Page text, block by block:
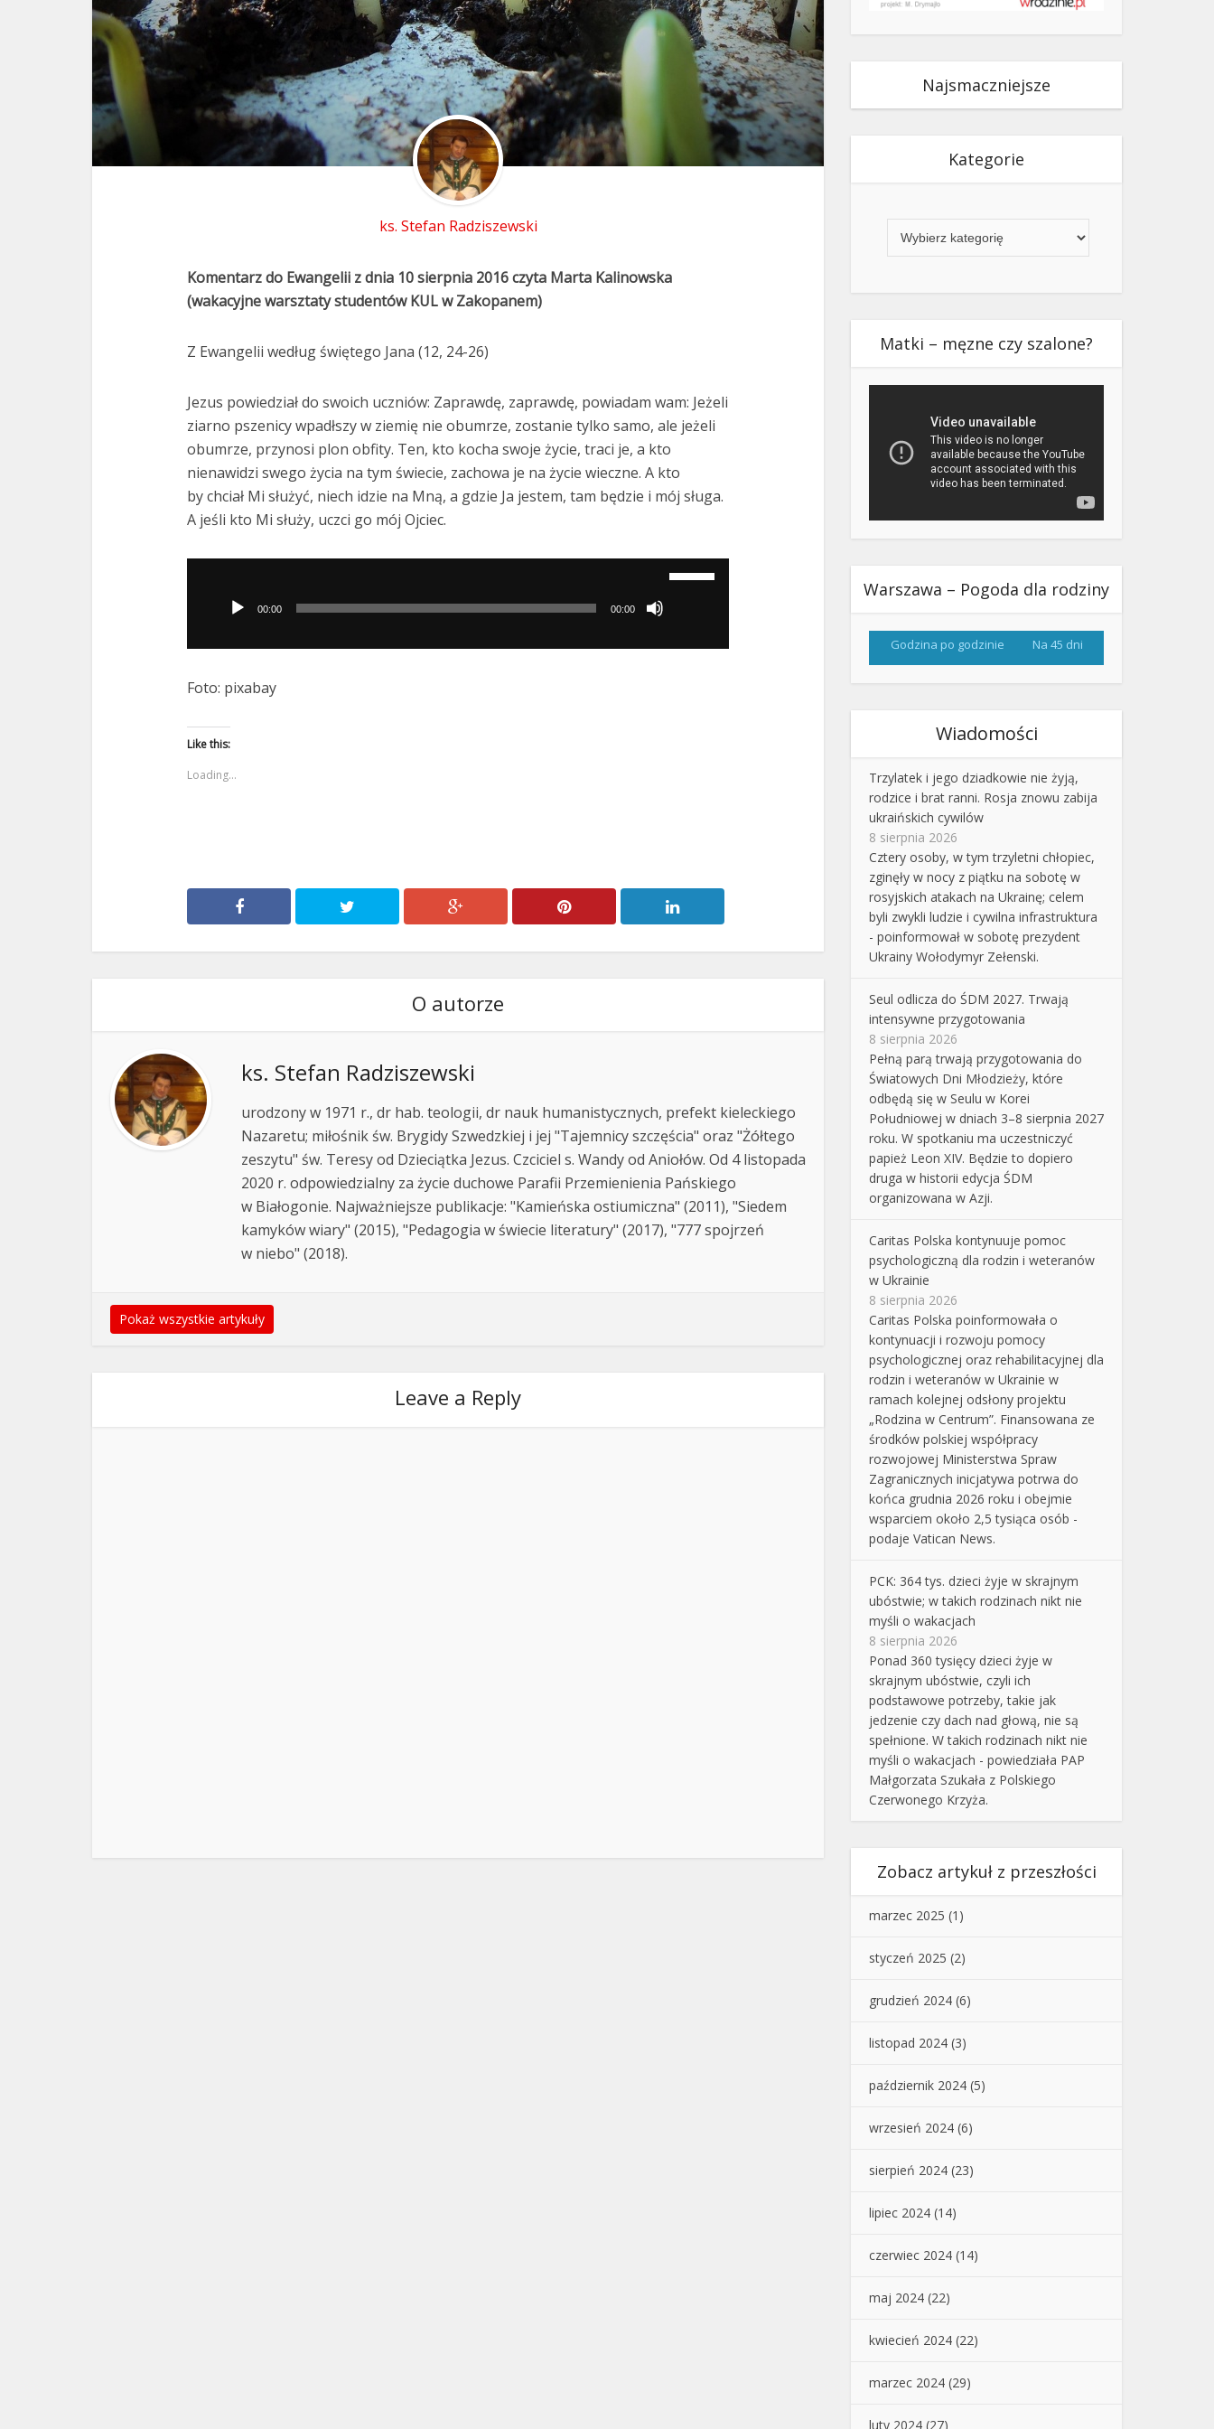
ks. Stefan Radziszewski
Komentarz do Ewangelii z dnia 10 sierpnia 2016 czyta Marta Kalinowska
(wakacyjne warsztaty studentów KUL w Zakopanem)
Z Ewangelii według świętego Jana (12, 24-26)
Jezus powiedział do swoich uczniów: Zaprawdę, zaprawdę, powiadam wam: Jeżeli
ziarno pszenicy wpadłszy w ziemię nie obumrze, zostanie tylko samo, ale jeżeli
obumrze, przynosi plon obfity. Ten, kto kocha swoje życie, traci je, a kto
nienawidzi swego życia na tym świecie, zachowa je na życie wieczne. A kto
by chciał Mi służyć, niech idzie na Mną, a gdzie Ja jestem, tam będzie i mój sługa.
A jeśli kto Mi służy, uczci go mój Ojciec.
dźwiękowych
00:00 00:00
Foto: pixabay
Like this:
Loading...
O autorze
ks. Stefan Radziszewski
urodzony w 1971 r., dr hab. teologii, dr nauk humanistycznych, prefekt kieleckiego
Nazaretu; miłośnik św. Brygidy Szwedzkiej i jej "Tajemnicy szczęścia" oraz "Żółtego
zeszytu" św. Teresy od Dzieciątka Jezus. Czciciel s. Wandy od Aniołów. Od 4 listopada
2020 r. odpowiedzialny za życie duchowe Parafii Przemienienia Pańskiego
w Białogonie. Najważniejsze publikacje: "Kamieńska ostiumiczna" (2011), "Siedem
kamyków wiary" (2015), "Pedagogia w świecie literatury" (2017), "777 spojrzeń
w niebo" (2018).
Pokaż wszystkie artykuły
Leave a Reply
Najsmaczniejsze
Kategorie
Matki – męzne czy szalone?
Warszawa – Pogoda dla rodziny
Godzina po godzinie Na 45 dni
Wiadomości
Trzylatek i jego dziadkowie nie żyją,
rodzice i brat ranni. Rosja znowu zabija
ukraińskich cywilów
8 sierpnia 2026
Cztery osoby, w tym trzyletni chłopiec,
zginęły w nocy z piątku na sobotę w
rosyjskich atakach na Ukrainę; celem
byli zwykli ludzie i cywilna infrastruktura
- poinformował w sobotę prezydent
Ukrainy Wołodymyr Zełenski.
Seul odlicza do ŚDM 2027. Trwają
intensywne przygotowania
8 sierpnia 2026
Pełną parą trwają przygotowania do
Światowych Dni Młodzieży, które
odbędą się w Seulu w Korei
Południowej w dniach 3–8 sierpnia 2027
roku. W spotkaniu ma uczestniczyć
papież Leon XIV. Będzie to dopiero
druga w historii edycja ŚDM
organizowana w Azji.
Caritas Polska kontynuuje pomoc
psychologiczną dla rodzin i weteranów
w Ukrainie
8 sierpnia 2026
Caritas Polska poinformowała o
kontynuacji i rozwoju pomocy
psychologicznej oraz rehabilitacyjnej dla
rodzin i weteranów w Ukrainie w
ramach kolejnej odsłony projektu
„Rodzina w Centrum”. Finansowana ze
środków polskiej współpracy
rozwojowej Ministerstwa Spraw
Zagranicznych inicjatywa potrwa do
końca grudnia 2026 roku i obejmie
wsparciem około 2,5 tysiąca osób -
podaje Vatican News.
PCK: 364 tys. dzieci żyje w skrajnym
ubóstwie; w takich rodzinach nikt nie
myśli o wakacjach
8 sierpnia 2026
Ponad 360 tysięcy dzieci żyje w
skrajnym ubóstwie, czyli ich
podstawowe potrzeby, takie jak
jedzenie czy dach nad głową, nie są
spełnione. W takich rodzinach nikt nie
myśli o wakacjach - powiedziała PAP
Małgorzata Szukała z Polskiego
Czerwonego Krzyża.
Zobacz artykuł z przeszłości
marzec 2025 (1)
styczeń 2025 (2)
grudzień 2024 (6)
listopad 2024 (3)
październik 2024 (5)
wrzesień 2024 (6)
sierpień 2024 (23)
lipiec 2024 (14)
czerwiec 2024 (14)
maj 2024 (22)
kwiecień 2024 (22)
marzec 2024 (29)
luty 2024 (27)